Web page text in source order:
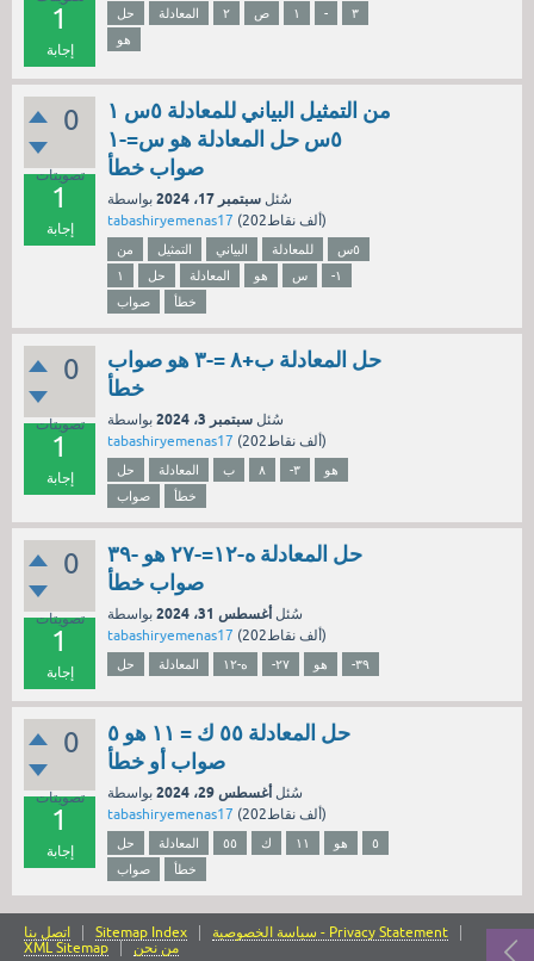
1
إجابة
حل المعادلة ٢ ص ١ -
٣
هو
0
تصويتات
1
إجابة
من التمثيل البياني للمعادلة ٥س ١
٥س حل المعادلة هو س=-١
صواب خطأ
سُئل سبتمبر 17، 2024
بواسطة
tabashiryemenas17 ( 202ألفنقاط)
من التمثيل البياني للمعادلة
٥س
١
حل المعادلة هو س
-١
صواب
خطأ
0
تصويتات
1
إجابة
حل المعادلة ب+٨ =-٣ هو صواب
خطأ
سُئل سبتمبر 3، 2024
بواسطة
tabashiryemenas17 ( 202ألفنقاط)
حل المعادلة ب ٨ -٣
هو
صواب
خطأ
0
تصويتات
1
إجابة
حل المعادلة ه-١٢=-٢٧ هو -٣٩
صواب خطأ
سُئل أغسطس 31، 2024
بواسطة
tabashiryemenas17 ( 202ألفنقاط)
حل المعادلة ه-١٢ -٢٧ هو -٣٩
0
تصويتات
1
إجابة
حل المعادلة ٥٥ ك = ١١ هو ٥
صواب أو خطأ
سُئل أغسطس 29، 2024
بواسطة
tabashiryemenas17 ( 202ألفنقاط)
حل المعادلة ٥٥ ك ١١ هو
٥
صواب
خطأ
اتصل بنا Sitemap Index
سياسة الخصوصية - Privacy Statement
XML Sitemap
من نحن